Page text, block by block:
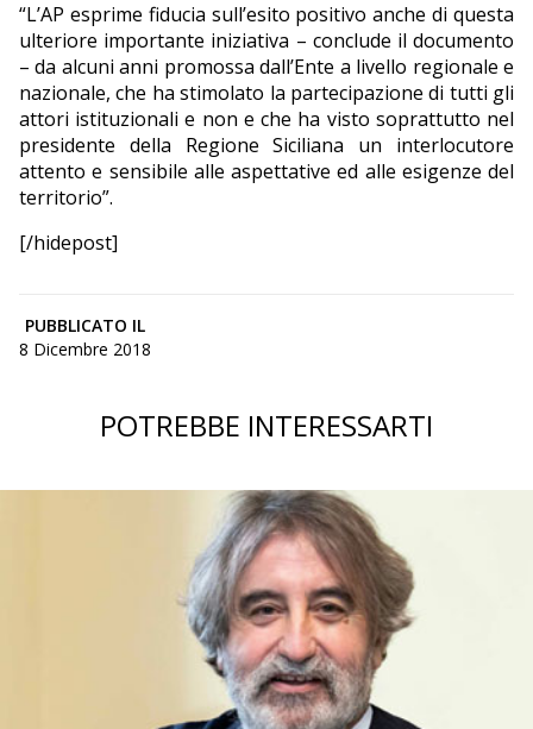
“L’AP esprime fiducia sull’esito positivo anche di questa
ulteriore importante iniziativa – conclude il documento
– da alcuni anni promossa dall’Ente a livello regionale e
nazionale, che ha stimolato la partecipazione di tutti gli
attori istituzionali e non e che ha visto soprattutto nel
presidente della Regione Siciliana un interlocutore
attento e sensibile alle aspettative ed alle esigenze del
territorio”.
[/hidepost]
PUBBLICATO IL
8 Dicembre 2018
POTREBBE INTERESSARTI